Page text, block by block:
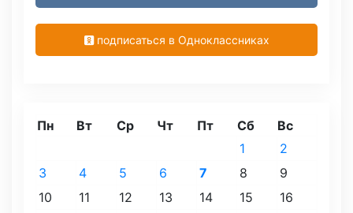
подписаться в Одноклассниках
Пн Вт Ср Чт Пт Сб Вс
1
2
3
4 5 6 7 8
9
10
11 12 13 14 15
16